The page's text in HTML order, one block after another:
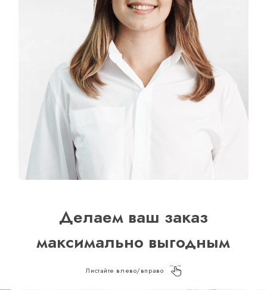
Делаем ваш заказ
максимально выгодным
Листайте влево/вправо